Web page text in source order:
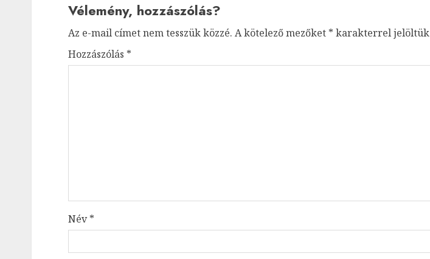
Vélemény, hozzászólás?
Az e-mail címet nem tesszük közzé. A kötelező mezőket * karakterrel jelöltük
Hozzászólás *
Név*